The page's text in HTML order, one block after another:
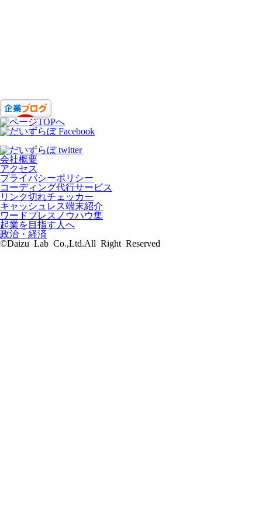
会社概要
アクセス
プライバシーポリシー
コーディング代行サービス
リンク切れチェッカー
キャッシュレス端末紹介
ワードプレスノウハウ集
起業を目指す人へ
政治・経済
©Daizu Lab Co.,Ltd.All Right Reserved